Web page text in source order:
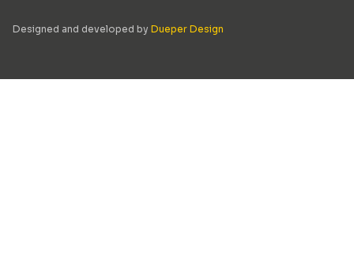
Designed and developed by Dueper Design